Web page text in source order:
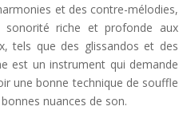
et des contre-mélodies,
riche et profonde aux
tels que des glissandos et des
est un instrument qui demande
une bonne technique de souffle
nuances de son.